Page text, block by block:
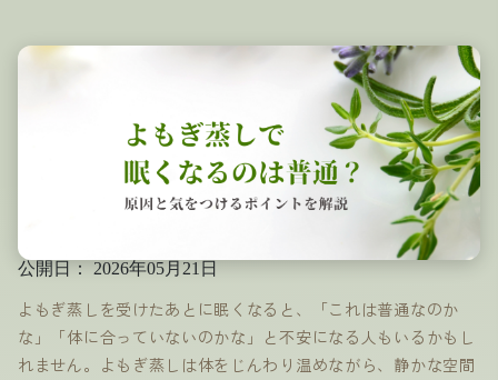
公開日： 2026年05月21日
よもぎ蒸しを受けたあとに眠くなると、「これは普通なのか
な」「体に合っていないのかな」と不安になる人もいるかもし
れません。よもぎ蒸しは体をじんわり温めながら、静かな空間